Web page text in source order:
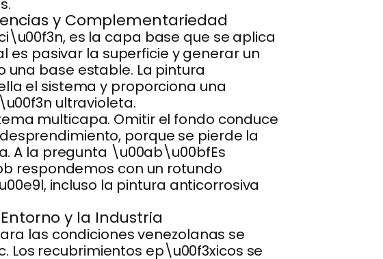
y Complementariedad
es la capa base que se aplica
es pasivar la superficie y generar un
base estable. La pintura
el sistema y proporciona una
ultravioleta.
multicapa. Omitir el fondo conduce
porque se pierde la
A la pregunta \u00ab\u00bfEs
respondemos con un rotundo
incluso la pintura anticorrosiva
y la Industria
las condiciones venezolanas se
Los recubrimientos ep\u00f3xicos se